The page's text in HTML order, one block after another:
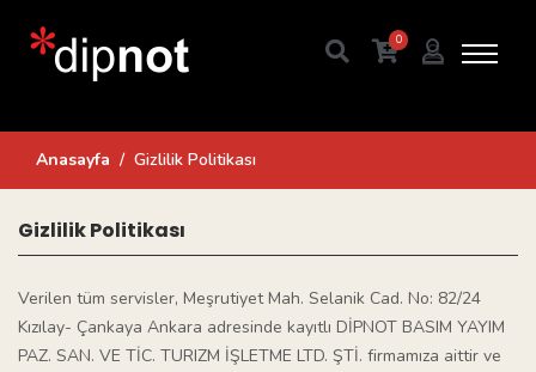
0
Anasayfa Gizlilik Politikası
Gizlilik Politikası
Verilen tüm servisler, Meşrutiyet Mah. Selanik Cad. No: 82/24
Kızılay- Çankaya Ankara adresinde kayıtlı DİPNOT BASIM YAYIM
PAZ. SAN. VE TİC. TURIZM İŞLETME LTD. ŞTİ. firmamıza aittir ve